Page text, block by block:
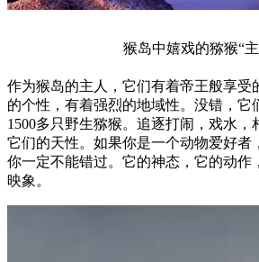
猴岛中嬉戏的猕猴“
作为猴岛的主人，它们有着帝王般享受
的个性，有着强烈的地域性。没错，它
1500多只野生猕猴。追逐打闹，戏水
它们的天性。如果你是一个动物爱好者
你一定不能错过。它的神态，它的动作
映象。